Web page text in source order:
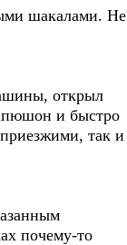
шакалами. Не
открыл
и быстро
так и
почему-то